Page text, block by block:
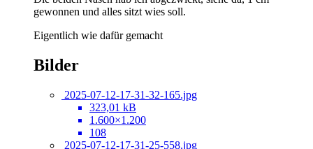
gewonnen und alles sitzt wies soll.
Eigentlich wie dafür gemacht
Bilder
2025-07-12-17-31-32-165.jpg
323,01 kB
1.600×1.200
108
2025-07-12-17-31-25-558.jpg